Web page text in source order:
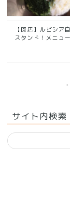
【閉店】ルピシア
スタンド！メニュ
サイト内検索